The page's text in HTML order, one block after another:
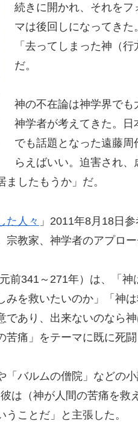
続きに開かれ、それを
マは後回しになってきた
「去ってしまった神（
だ。
神の不在論は神学界でも
神学者が考えてきた。日
でも話題となった遠藤
らえばいい。迫害され
したもうか」だ。
た人々 」2011年8月18日
教家、神学者のアプロー
前341～271年）は、「
みを救いたいのか」「神
であり、出来ないのなら
痛」をテーマに既に死闘
「バルムの僧院」などの
は（神が人間の苦痛を救
ことだ」と主張した。